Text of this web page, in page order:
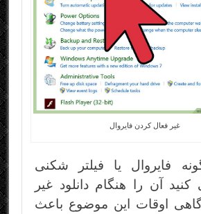
غیر فعال کردن فایروال
فایروال یا فیلتر شکنی
آن را هنگام دانلود غیر
اوقات این موضوع باعث